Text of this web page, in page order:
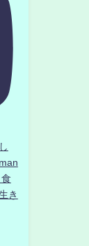
き